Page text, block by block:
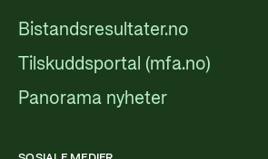
Bistandsresultater.no
Tilskuddsportal (mfa.no)
Panorama nyheter